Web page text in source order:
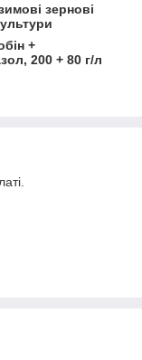
зернові
+
200 + 80 г/л